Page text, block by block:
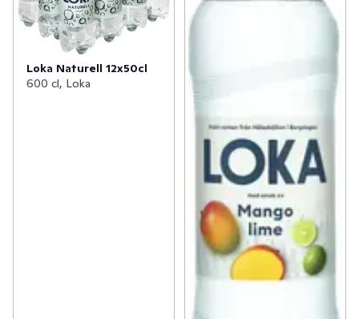
Loka Naturell 12x50cl
600 cl, Loka